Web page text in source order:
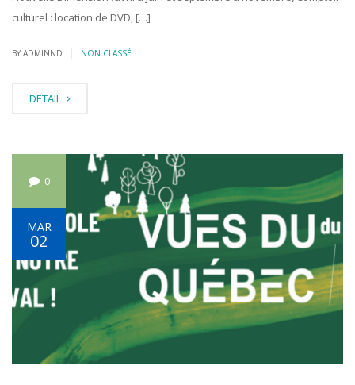
culturel : location de DVD, […]
BY ADMINND NON CLASSÉ
DETAIL
0
MAR
02